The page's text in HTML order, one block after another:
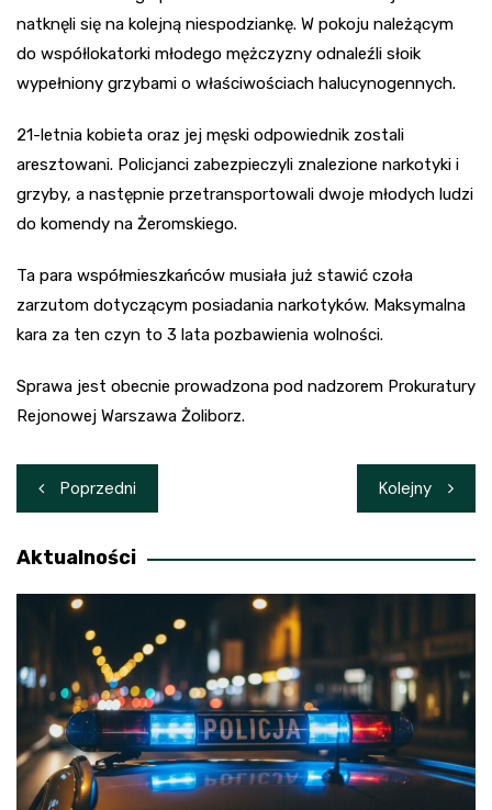
natknęli się na kolejną niespodziankę. W pokoju należącym
do współlokatorki młodego mężczyzny odnaleźli słoik
wypełniony grzybami o właściwościach halucynogennych.
21-letnia kobieta oraz jej męski odpowiednik zostali
aresztowani. Policjanci zabezpieczyli znalezione narkotyki i
grzyby, a następnie przetransportowali dwoje młodych ludzi
do komendy na Żeromskiego.
Ta para współmieszkańców musiała już stawić czoła
zarzutom dotyczącym posiadania narkotyków. Maksymalna
kara za ten czyn to 3 lata pozbawienia wolności.
Sprawa jest obecnie prowadzona pod nadzorem Prokuratury
Rejonowej Warszawa Żoliborz.
Nawigacja
wpisu
Poprzedni Kolejny
Aktualności